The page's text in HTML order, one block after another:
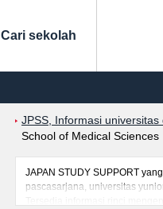
Cari sekolah
JPSS, Informasi
School of Medical Sciences
JAPAN STUDY SUPPORT
pascasarjana, universitas
Tersedia informasi rinci